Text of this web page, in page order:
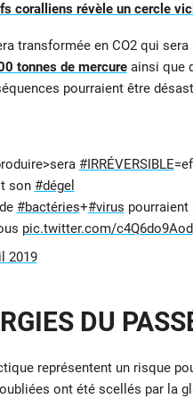
coralliens révèle un cercle
transformée en CO2 qui
tonnes de mercureainsi que
pourraient être
#IRRÉVERSIBLE
son #dégel
#bactéries+#virus pourraient
pic.twitter.com/c4Q6do9Aod
2019
DU
représentent un risque
ont été scellés par la